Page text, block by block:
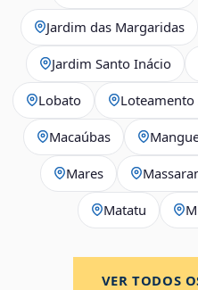
Jardim das Margaridas
Jardim Santo Inácio
Lobato
Macaúbas
Mares
Matatu
VER TODOS